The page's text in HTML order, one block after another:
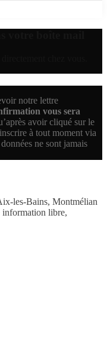
notre lettre
vous sera
avoir cliqué sur le
à tout moment via
ne sont jamais
les-Bains, Montmélian
libre,